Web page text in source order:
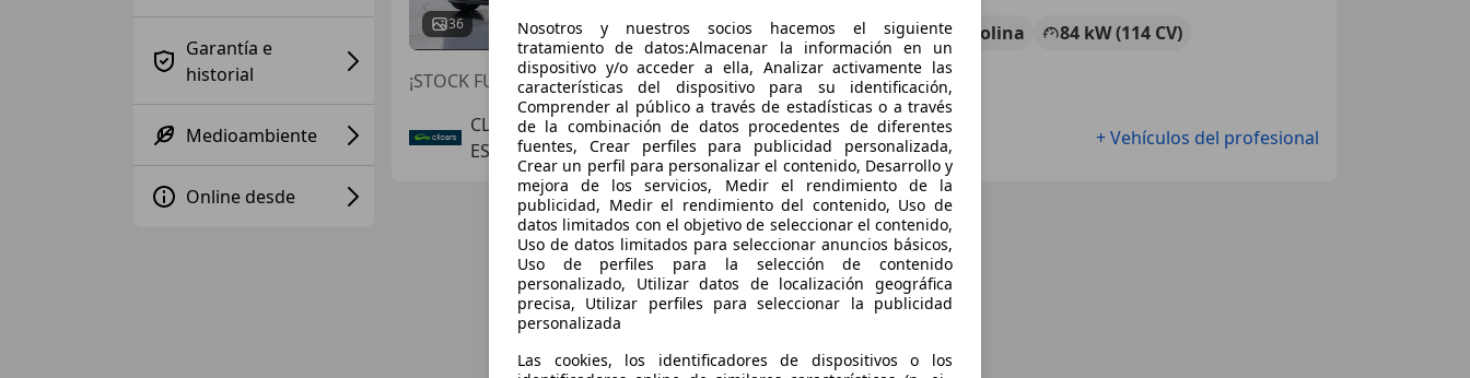
Garantía e
historial
Medioambiente
Online desde
36 03/2025 19.326 km Gasolina
84 kW (114 CV)
¡STOCK FUERA! Hasta -45% dto sobre financiación!
CLICARS MADRID
ES-28021 MADRID
+ Vehículos del profesional
Nosotros y nuestros socios hacemos el siguiente
tratamiento de datos:Almacenar la información en un
dispositivo y/o acceder a ella, Analizar activamente las
características del dispositivo para su identificación,
Comprender al público a través de estadísticas o a través
de la combinación de datos procedentes de diferentes
fuentes, Crear perfiles para publicidad personalizada,
Crear un perfil para personalizar el contenido, Desarrollo y
mejora de los servicios, Medir el rendimiento de la
publicidad, Medir el rendimiento del contenido, Uso de
datos limitados con el objetivo de seleccionar el contenido,
Uso de datos limitados para seleccionar anuncios básicos,
Uso de perfiles para la selección de contenido
personalizado, Utilizar datos de localización geográfica
precisa, Utilizar perfiles para seleccionar la publicidad
personalizada
Las cookies, los identificadores de dispositivos o los